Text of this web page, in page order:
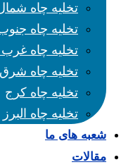
تخلیه چاه
تخلیه چاه
تخلیه چاه غرب
تخلیه چاه
تخلیه چاه کرج
تخلیه چاه البرز
شعبه های ما
مقالات